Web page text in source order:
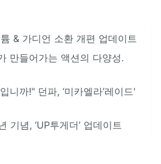
& 가디언 소환 개편 업데이트
만들어가는 액션의 다양성.
니까!" 던파, ‘미카엘라’레이드'
기념, ‘UP투게더’ 업데이트